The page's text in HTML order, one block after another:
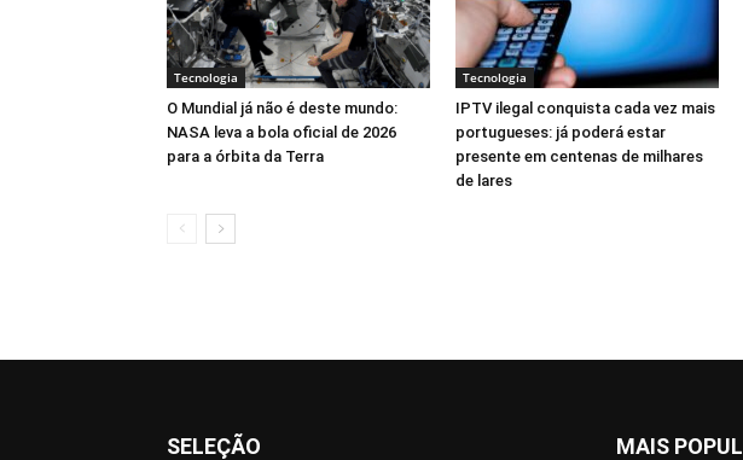
Tecnologia
O Mundial já não é deste mundo:
NASA leva a bola oficial de 2026
para a órbita da Terra
Tecnologia
IPTV ilegal conquista cada vez mais
portugueses: já poderá estar
presente em centenas de milhares
de lares
SELEÇÃO MAIS